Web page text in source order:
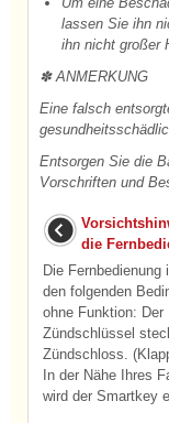
lassen Sie ihn
ihn nicht großer
✽ ANMERKUNG
Eine falsch
Entsorgen Sie die
Vorschriften und
die
Die Fernbedienung
den folgenden
ohne Funktion: Der
Zündschlüssel
Zündschloss.
In der Nähe Ihres
wird der Smartkey